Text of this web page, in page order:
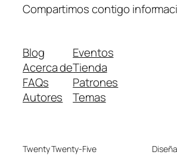
Compartimos contigo
Blog
Acerca de
FAQs
Autores
Eventos
Tienda
Patrones
Temas
Twenty Twenty-Five